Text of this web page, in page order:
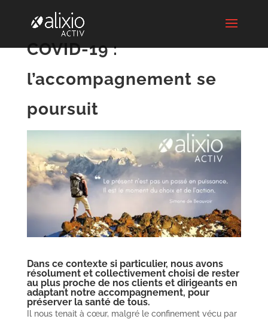
COVID-19 :
l’accompagnement se
poursuit
Dans ce contexte si particulier, nous avons
résolument et collectivement choisi de rester
au plus proche de nos clients et dirigeants en
adaptant notre accompagnement, pour
préserver la santé de tous.
Il nous tenait à cœur, malgré le confinement vécu par